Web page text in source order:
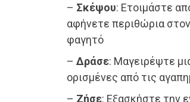
– Σκέψου: Ετοιμάστε
αφήνετε περιθώρια
φαγητό
– Δράσε: Μαγειρέψτε
ορισμένες από τις
– Ζήσε: Εξασκήστε την